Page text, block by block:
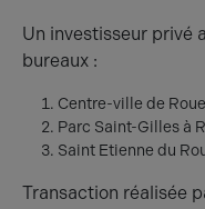
Un investisseur privé
bureaux :
Centre-ville de
Parc Saint-Gilles à
Saint Etienne du
Transaction réalisée